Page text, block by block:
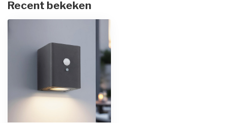
Recent bekeken